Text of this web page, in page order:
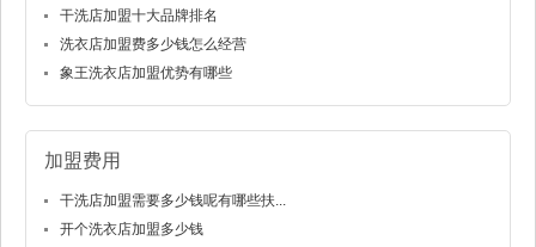
干洗店加盟十大品牌排名
洗衣店加盟费多少钱怎么经营
象王洗衣店加盟优势有哪些
加盟费用
干洗店加盟需要多少钱呢有哪些扶...
开个洗衣店加盟多少钱